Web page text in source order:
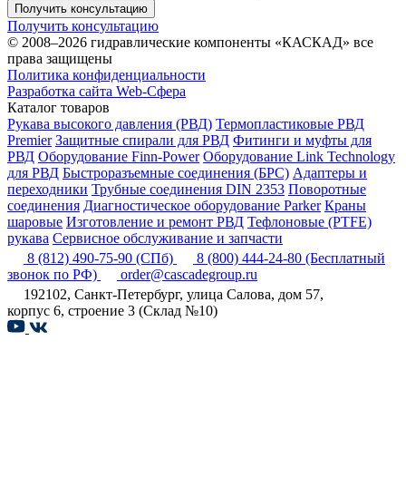
Получить консультацию
Получить консультацию
© 2008–2026 гидравлические компоненты «КАСКАД» все
права защищены
Политика конфиденциальности
Разработка сайта Web-Сфера
Каталог товаров
Рукава высокого давления (РВД) Термопластиковые РВД
Premier Защитные спирали для РВД Фитинги и муфты для
РВД Оборудование Finn-Power Оборудование Link Technology
для РВД Быстроразъемные соединения (БРС) Адаптеры и
переходники Трубные соединения DIN 2353 Поворотные
соединения Диагностическое оборудование Parker Краны
шаровые Изготовление и ремонт РВД Тефлоновые (PTFE)
рукава Сервисное обслуживание и запчасти
8 (812) 490-75-90 (СПб) 8 (800) 444-24-80 (Бесплатный
звонок по РФ)
order@cascadegroup.ru
192102, Санкт-Петербург, улица Салова, дом 57,
корпус 6, строение 3 (Склад №10)